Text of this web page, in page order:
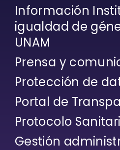
Información
igualdad de
UNAM
Prensa y
Protección de
Portal de
Protocolo
Gestión